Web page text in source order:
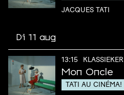
JACQUES TATI
Di 11 aug
13:15 KLASSIEKER
Mon Oncle
TATI AU CINÉMA!